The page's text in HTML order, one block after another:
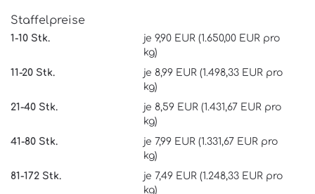
Staffelpreise
1-10 Stk.
je 9,90 EUR (1.650,00 EUR pro
kg)
11-20 Stk.
je 8,99 EUR (1.498,33 EUR pro
kg)
21-40 Stk.
je 8,59 EUR (1.431,67 EUR pro
kg)
41-80 Stk.
je 7,99 EUR (1.331,67 EUR pro
kg)
81-172 Stk.
je 7,49 EUR (1.248,33 EUR pro
kg)